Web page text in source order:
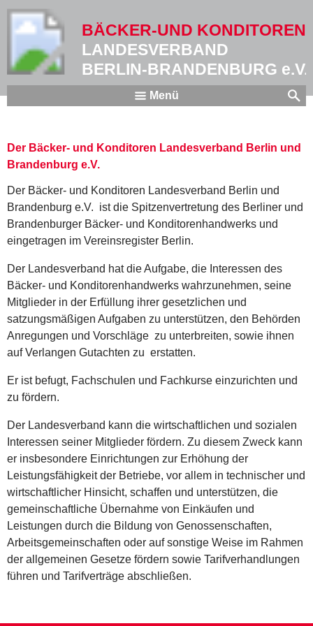
BÄCKER-UND KONDITOREN
LANDESVERBAND
BERLIN-BRANDENBURG e.V.
Menü
Der Bäcker- und Konditoren Landesverband Berlin und
Brandenburg e.V.
Der Bäcker- und Konditoren Landesverband Berlin und
Brandenburg e.V. ist die Spitzenvertretung des Berliner und
Brandenburger Bäcker- und Konditorenhandwerks und
eingetragen im Vereinsregister Berlin.
Der Landesverband hat die Aufgabe, die Interessen des
Bäcker- und Konditorenhandwerks wahrzunehmen, seine
Mitglieder in der Erfüllung ihrer gesetzlichen und
satzungsmäßigen Aufgaben zu unterstützen, den Behörden
Anregungen und Vorschläge zu unterbreiten, sowie ihnen
auf Verlangen Gutachten zu erstatten.
Er ist befugt, Fachschulen und Fachkurse einzurichten und
zu fördern.
Der Landesverband kann die wirtschaftlichen und sozialen
Interessen seiner Mitglieder fördern. Zu diesem Zweck kann
er insbesondere Einrichtungen zur Erhöhung der
Leistungsfähigkeit der Betriebe, vor allem in technischer und
wirtschaftlicher Hinsicht, schaffen und unterstützen, die
gemeinschaftliche Übernahme von Einkäufen und
Leistungen durch die Bildung von Genossenschaften,
Arbeitsgemeinschaften oder auf sonstige Weise im Rahmen
der allgemeinen Gesetze fördern sowie Tarifverhandlungen
führen und Tarifverträge abschließen.